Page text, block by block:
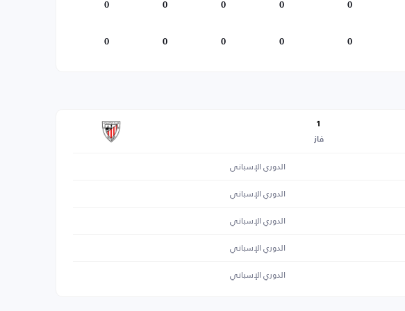
0
0
0
0
0
0
0
0
0
0
1
فاز
الدوري الإسباني
الدوري الإسباني
الدوري الإسباني
الدوري الإسباني
الدوري الإسباني